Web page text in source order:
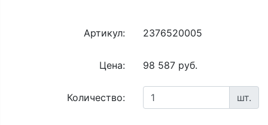
Артикул: 2376520005
Цена: 98 587 руб.
Количество: шт.